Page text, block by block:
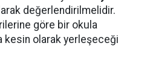
değerlendirilmelidir.
göre bir okula
kesin olarak yerleşeceği